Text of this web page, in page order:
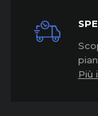
Più